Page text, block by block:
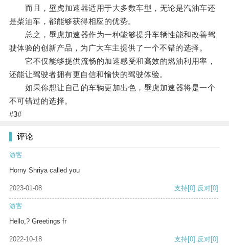
而且，壁虎加速器适用于大多数车型，无论是汽油车还
是柴油车，都能够获得相应的优势。
总之，壁虎加速器作为一种能够提升车辆性能和改善驾
驶体验的创新产品，为广大车主提供了一个不错的选择。
它不仅能够提供流畅的加速感受和高效的燃油利用率，
还能让驾驶者拥有更自信和愉快的驾驶体验。
如果你想让自己的车辆更加出色，壁虎加速器将是一个
不可错过的选择。
#3#
评论
游客
Horny Shriya called you
2023-01-08 支持[0] 反对[0]
游客
Hello,? Greetings fr
2022-10-18 支持[0] 反对[0]